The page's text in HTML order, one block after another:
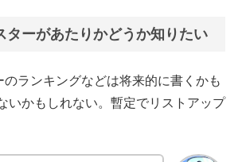
ターがあたりかどうか知りたい
ランキングなどは将来的に書くかも
いかもしれない。暫定でリストアップ